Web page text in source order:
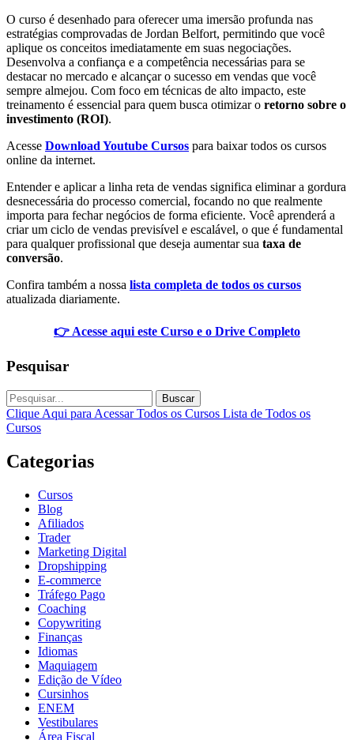
O curso é desenhado para oferecer uma imersão profunda nas
estratégias comprovadas de Jordan Belfort, permitindo que você
aplique os conceitos imediatamente em suas negociações.
Desenvolva a confiança e a competência necessárias para se
destacar no mercado e alcançar o sucesso em vendas que você
sempre almejou. Com foco em técnicas de alto impacto, este
treinamento é essencial para quem busca otimizar o retorno sobre o
investimento (ROI).
Acesse Download Youtube Cursos para baixar todos os cursos
online da internet.
Entender e aplicar a linha reta de vendas significa eliminar a gordura
desnecessária do processo comercial, focando no que realmente
importa para fechar negócios de forma eficiente. Você aprenderá a
criar um ciclo de vendas previsível e escalável, o que é fundamental
para qualquer profissional que deseja aumentar sua taxa de
conversão.
Confira também a nossa lista completa de todos os cursos
atualizada diariamente.
👉 Acesse aqui este Curso e o Drive Completo
Pesquisar
Buscar
Clique Aqui para Acessar Todos os Cursos Lista de Todos os
Cursos
Categorias
Cursos
Blog
Afiliados
Trader
Marketing Digital
Dropshipping
E-commerce
Tráfego Pago
Coaching
Copywriting
Finanças
Idiomas
Maquiagem
Edição de Vídeo
Cursinhos
ENEM
Vestibulares
Área Fiscal